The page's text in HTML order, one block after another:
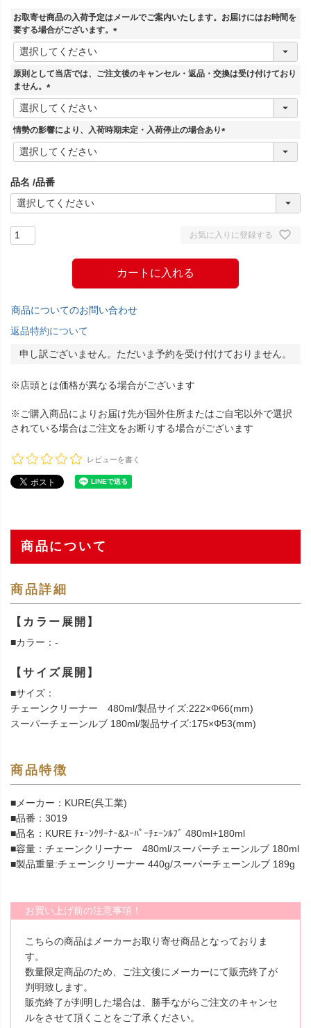
お取寄せ商品の入荷予定はメールでご案内いたします。お届けにはお時間を
要する場合がございます。
(
須
原則として当店では、ご注文後のキャンセル・返品・交換は受け付けており
ません。
(
必
須
情勢の影響により、入荷時期未定・入荷停止の場合あり
(
品名 品番
お気に入りに登録する
カートに入れる
商品についてのお問い合わせ
返品特約について
申し訳ございません。ただいま予約を受け付けておりません。
※店頭とは価格が異なる場合がございます
※ご購入商品によりお届け先が国外住所またはご自宅以外で選択
されている場合はご注文をお断りする場合がございます
レビューを書く
商品について
商品詳細
【カラー展開】
■カラー：-
【サイズ展開】
■サイズ：
チェーンクリーナー 480ml/製品サイズ:222×Φ66(mm)
スーパーチェーンルブ 180ml/製品サイズ:175×Φ53(mm)
商品特徴
■メーカー：KURE(呉工業)
■品番：3019
■品名：KURE ﾁｪｰﾝｸﾘｰﾅｰ&ｽｰﾊﾟｰﾁｪｰﾝﾙﾌﾞ 480ml+180ml
■容量：チェーンクリーナー 480ml/スーパーチェーンルブ 180ml
■製品重量:チェーンクリーナー 440g/スーパーチェーンルブ 189g
お買い上げ前の注意事項！
こちらの商品はメーカーお取り寄せ商品となっておりま
す。
数量限定商品のため、ご注文後にメーカーにて販売終了が
判明致します。
販売終了が判明した場合は、勝手ながらご注文のキャンセ
ルをさせて頂くことをご了承ください。